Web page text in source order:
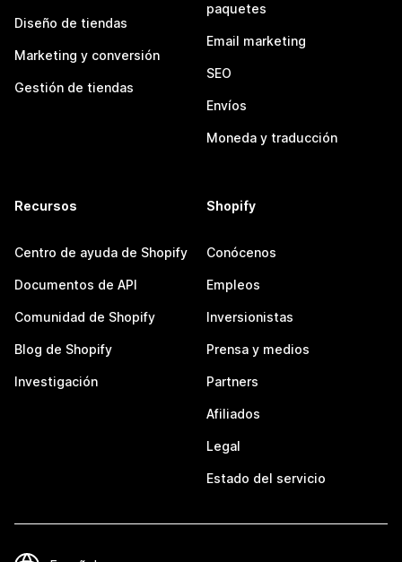
Diseño de tiendas
Marketing y conversión
Gestión de tiendas
paquetes
Email marketing
SEO
Envíos
Moneda y traducción
Recursos
Centro de ayuda de Shopify
Documentos de API
Comunidad de Shopify
Blog de Shopify
Investigación
Shopify
Conócenos
Empleos
Inversionistas
Prensa y medios
Partners
Afiliados
Legal
Estado del servicio